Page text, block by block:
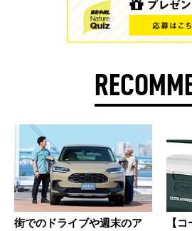
街でのドライブや週末のア
【